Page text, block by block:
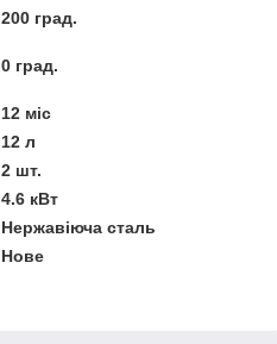
200 град.
0 град.
12 міс
12 л
2 шт.
4.6 кВт
Нержавіюча сталь
Нове